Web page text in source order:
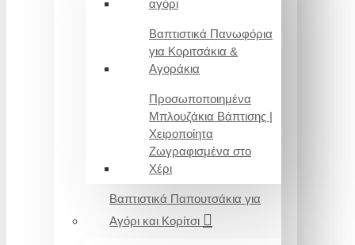
αγόρι
Βαπτιστικά Πανωφόρια
για Κοριτσάκια &
Αγοράκια
Προσωποποιημένα
Μπλουζάκια Βάπτισης |
Χειροποίητα
Ζωγραφισμένα στο
Χέρι
Βαπτιστικά Παπουτσάκια για
Αγόρι και Κορίτσι